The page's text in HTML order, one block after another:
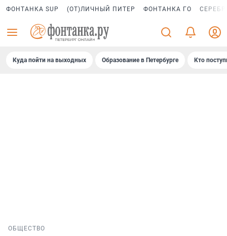
ФОНТАНКА SUP (ОТ)ЛИЧНЫЙ ПИТЕР ФОНТАНКА ГО
Куда пойти на выходных Образование в Петербурге Кто
ОБЩЕСТВО